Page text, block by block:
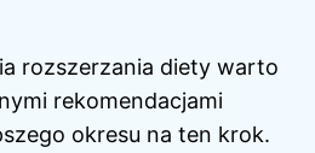
rozszerzania diety warto
rekomendacjami
okresu na ten krok.